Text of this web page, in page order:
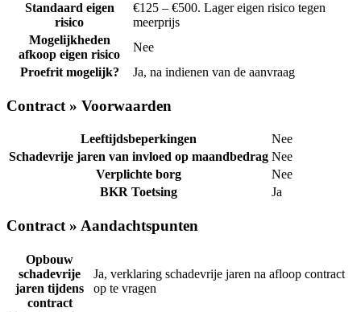
Standaard eigen
risico
€125 – €500. Lager eigen risico tegen
meerprijs
Mogelijkheden
afkoop eigen risico
Nee
Proefrit mogelijk?
Ja, na indienen van de aanvraag
Contract » Voorwaarden
Leeftijdsbeperkingen
Nee
Schadevrije jaren van invloed op maandbedrag Nee
Verplichte borg
Nee
BKR Toetsing
Ja
Contract » Aandachtspunten
Opbouw
schadevrije
jaren tijdens
contract
Ja, verklaring schadevrije jaren na afloop contract
op te vragen